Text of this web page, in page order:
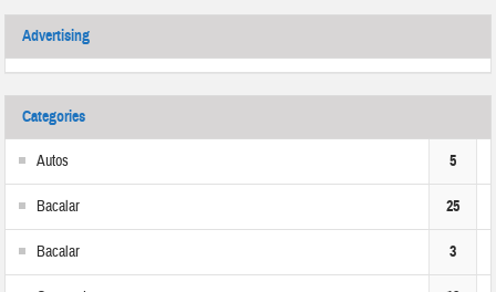
Advertising
Categories
Autos 5
Bacalar 25
Bacalar 3